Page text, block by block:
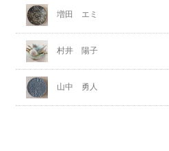
増田 エミ
村井 陽子
山中 勇人